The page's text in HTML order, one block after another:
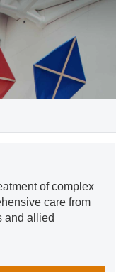
of complex
care from
and allied